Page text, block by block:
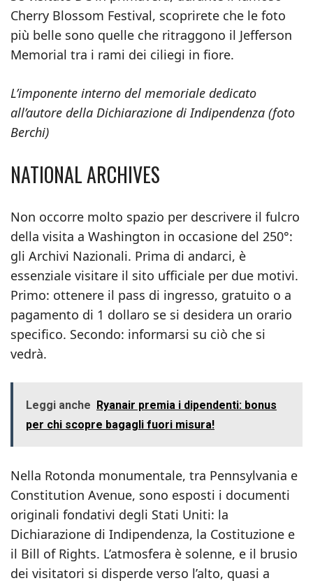
Cherry Blossom Festival, scoprirete che le foto
più belle sono quelle che ritraggono il Jefferson
Memorial tra i rami dei ciliegi in fiore.
L’imponente interno del memoriale dedicato
all’autore della Dichiarazione di Indipendenza (foto
Berchi)
NATIONAL ARCHIVES
Non occorre molto spazio per descrivere il fulcro
della visita a Washington in occasione del 250°:
gli Archivi Nazionali. Prima di andarci, è
essenziale visitare il sito ufficiale per due motivi.
Primo: ottenere il pass di ingresso, gratuito o a
pagamento di 1 dollaro se si desidera un orario
specifico. Secondo: informarsi su ciò che si
vedrà.
Leggi anche Ryanair premia i dipendenti: bonus
per chi scopre bagagli fuori misura!
Nella Rotonda monumentale, tra Pennsylvania e
Constitution Avenue, sono esposti i documenti
originali fondativi degli Stati Uniti: la
Dichiarazione di Indipendenza, la Costituzione e
il Bill of Rights. L’atmosfera è solenne, e il brusio
dei visitatori si disperde verso l’alto, quasi a